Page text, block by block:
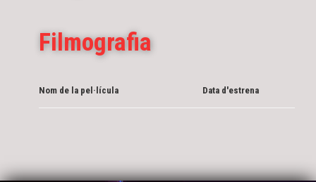
Filmografia
Nom de la pel·lícula Data d'estrena